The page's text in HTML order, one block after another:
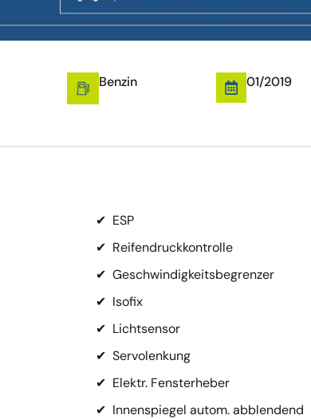
Benzin 01/2019
✔ ESP
✔ Reifendruckkontrolle
✔ Geschwindigkeitsbegrenzer
✔ Isofix
✔ Lichtsensor
✔ Servolenkung
✔ Elektr. Fensterheber
✔ Innenspiegel autom. abblendend